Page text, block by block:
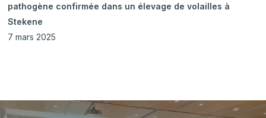
pathogène confirmée dans un élevage de volailles à
Stekene
7 mars 2025